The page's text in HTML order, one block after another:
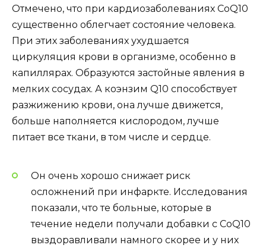
Отмечено, что при кардиозаболеваниях CoQ10
существенно облегчает состояние человека.
При этих заболеваниях ухудшается
циркуляция крови в организме, особенно в
капиллярах. Образуются застойные явления в
мелких сосудах. А коэнзим Q10 способствует
разжижению крови, она лучше движется,
больше наполняется кислородом, лучше
питает все ткани, в том числе и сердце.
Он очень хорошо снижает риск
осложнений при инфаркте. Исследования
показали, что те больные, которые в
течение недели получали добавки с CoQ10
выздоравливали намного скорее и у них